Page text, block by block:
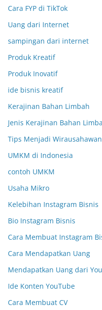
Cara FYP di TikTok
Uang dari Internet
sampingan dari internet
Produk Kreatif
Produk Inovatif
ide bisnis kreatif
Kerajinan Bahan Limbah
Jenis Kerajinan Bahan
Tips Menjadi Wirausahawan
UMKM di Indonesia
contoh UMKM
Usaha Mikro
Kelebihan Instagram Bisnis
Bio Instagram Bisnis
Cara Membuat Instagram
Cara Mendapatkan Uang
Mendapatkan Uang dari
Ide Konten YouTube
Cara Membuat CV